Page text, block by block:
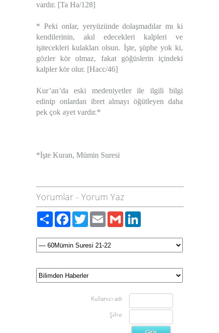
vardır. [Ta Ha/128]
* Peki onlar, yeryüzünde dolaşmadılar mı ki
kendilerinin, akıl edecekleri kalpleri ve
işitecekleri kulakları olsun. İşte, şüphe yok ki,
gözler kör olmaz, fakat göğüslerin içindeki
kalpler kör olur. [Hacc/46]
Kur’an’da eski medeniyetler ile ilgili bilgi
edinip onlardan ibret almayı öğütleyen daha
pek çok ayet vardır.*
*İşte Kuran, Mümin Suresi
Yorumlar - Yorum Yaz
PaylaşFacebook
TwitterEmailGmail
Kullanıcı adı
Şifre